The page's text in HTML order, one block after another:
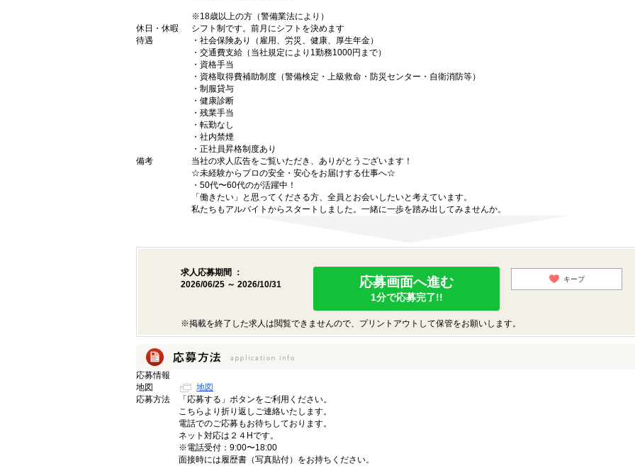
※18歳以上の方（警備業法により）
休日・休暇
シフト制です。前月にシフトを決めます
待遇
・社会保険あり（雇用、労災、健康、厚生年金）
・交通費支給（当社規定により1勤務1000円まで）
・資格手当
・資格取得費補助制度（警備検定・上級救命・防災センター・自衛消防等）
・制服貸与
・健康診断
・残業手当
・転勤なし
・社内禁煙
・正社員昇格制度あり
備考
当社の求人広告をご覧いただき、ありがとうございます！
☆未経験からプロの安全・安心をお届けする仕事へ☆
・50代〜60代のが活躍中！
「働きたい」と思ってくださる方、全員とお会いしたいと考えています。
私たちもアルバイトからスタートしました。一緒に一歩を踏み出してみませんか。
求人応募期間 ：
2026/06/25 ～ 2026/10/31
応募画面へ進む
1分で応募完了!!
キープ
※掲載を終了した求人は閲覧できませんので、プリントアウトして保管をお願いします。
応募情報
地図
地図
応募方法
「応募する」ボタンをご利用ください。
こちらより折り返しご連絡いたします。
電話でのご応募もお待ちしております。
ネット対応は２４Hです。
※電話受付：9:00〜18:00
面接時には履歴書（写真貼付）をお持ちください。